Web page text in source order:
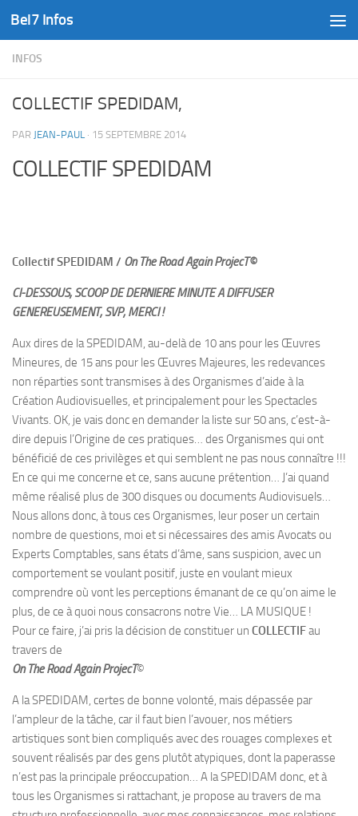
Skip to content
Bel7 Infos
INFOS
COLLECTIF SPEDIDAM,
PAR JEAN-PAUL · 15 SEPTEMBRE 2014
COLLECTIF SPEDIDAM
Collectif SPEDIDAM / On The Road Again ProjecT©
CI-DESSOUS, SCOOP DE DERNIERE MINUTE A DIFFUSER
GENEREUSEMENT, SVP, MERCI !
Aux dires de la SPEDIDAM, au-delà de 10 ans pour les Œuvres
Mineures, de 15 ans pour les Œuvres Majeures, les redevances
non réparties sont transmises à des Organismes d’aide à la
Création Audiovisuelles, et principalement pour les Spectacles
Vivants. OK, je vais donc en demander la liste sur 50 ans, c’est-à-
dire depuis l’Origine de ces pratiques… des Organismes qui ont
bénéficié de ces privilèges et qui semblent ne pas nous connaître !!!
En ce qui me concerne et ce, sans aucune prétention… J’ai quand
même réalisé plus de 300 disques ou documents Audiovisuels…
Nous allons donc, à tous ces Organismes, leur poser un certain
nombre de questions, moi et si nécessaires des amis Avocats ou
Experts Comptables, sans états d’âme, sans suspicion, avec un
comportement se voulant positif, juste en voulant mieux
comprendre où vont les perceptions émanant de ce qu’on aime le
plus, de ce à quoi nous consacrons notre Vie… LA MUSIQUE !
Pour ce faire, j’ai pris la décision de constituer un COLLECTIFau
travers de
On The Road Again ProjecT©
A la SPEDIDAM, certes de bonne volonté, mais dépassée par
l’ampleur de la tâche, car il faut bien l’avouer, nos métiers
artistiques sont bien compliqués avec des rouages complexes et
souvent réalisés par des gens plutôt atypiques, dont la paperasse
n’est pas la principale préoccupation… A la SPEDIDAM donc, et à
tous les Organismes si rattachant, je propose au travers de ma